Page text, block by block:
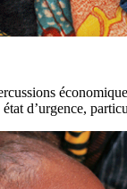
d’urgence,